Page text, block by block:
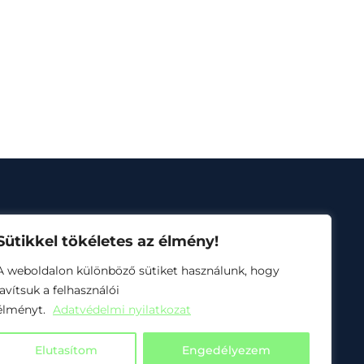
tökéletes az élmény!
weboldalon különböző sütiket használunk, hogy
a felhasználói
Adatvédelmi nyilatkozat
Elutasítom Engedélyezem
1.4.3-24